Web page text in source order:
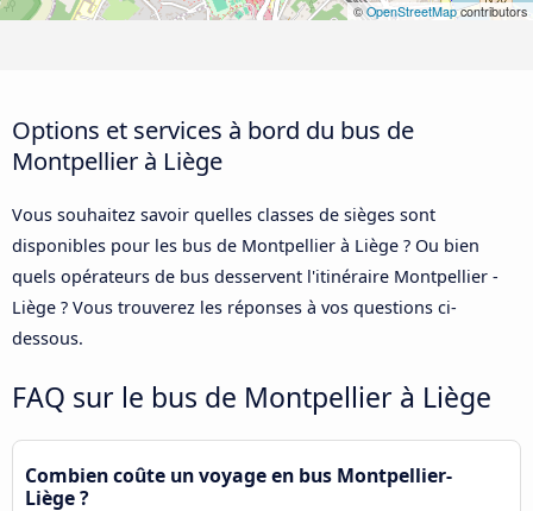
© OpenStreetMapcontributors
Options et services à bord du bus de
Montpellier à Liège
Vous souhaitez savoir quelles classes de sièges sont
disponibles pour les bus de Montpellier à Liège ? Ou bien
quels opérateurs de bus desservent l'itinéraire Montpellier -
Liège ? Vous trouverez les réponses à vos questions ci-
dessous.
FAQ sur le bus de Montpellier à Liège
Combien coûte un voyage en bus Montpellier-
Liège ?